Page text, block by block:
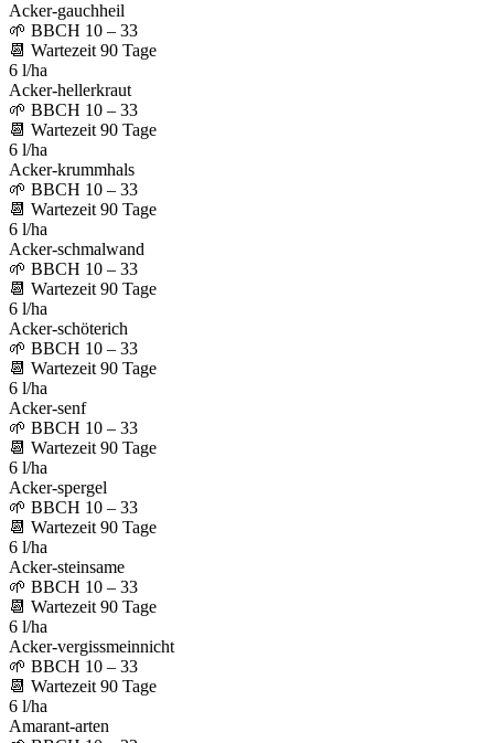
Acker-gauchheil
🌱 BBCH 10 – 33
📆 Wartezeit 90 Tage
6 l/ha
Acker-hellerkraut
🌱 BBCH 10 – 33
📆 Wartezeit 90 Tage
6 l/ha
Acker-krummhals
🌱 BBCH 10 – 33
📆 Wartezeit 90 Tage
6 l/ha
Acker-schmalwand
🌱 BBCH 10 – 33
📆 Wartezeit 90 Tage
6 l/ha
Acker-schöterich
🌱 BBCH 10 – 33
📆 Wartezeit 90 Tage
6 l/ha
Acker-senf
🌱 BBCH 10 – 33
📆 Wartezeit 90 Tage
6 l/ha
Acker-spergel
🌱 BBCH 10 – 33
📆 Wartezeit 90 Tage
6 l/ha
Acker-steinsame
🌱 BBCH 10 – 33
📆 Wartezeit 90 Tage
6 l/ha
Acker-vergissmeinnicht
🌱 BBCH 10 – 33
📆 Wartezeit 90 Tage
6 l/ha
Amarant-arten